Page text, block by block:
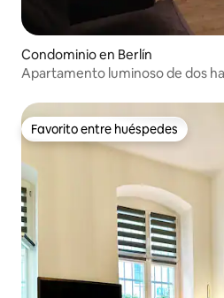
Condominio en Berlín
Apartamento luminoso de dos
Favorito entre huéspedes
Favorito entre huéspedes